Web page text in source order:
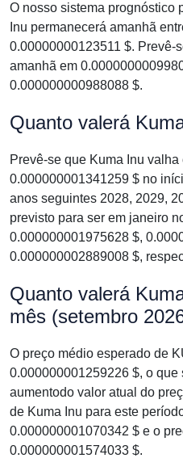
O nosso sistema prognóstico
Inu permanecerá amanhã
0.00000000123511 $. Prevê-
amanhã em
0.000000000988088 $.
Quanto valerá
Prevê-se que Kuma Inu valha
0.000000001341259 $ no
anos seguintes 2028, 2029,
previsto para ser em janeiro
0.000000001975628 $,
0.000000002889008 $,
Quanto valerá
mês (setembro
O preço médio esperado de
0.000000001259226 $, o que
aumentodo valor atual do
de Kuma Inu para este
0.000000001070342 $ e o
0.000000001574033 $.